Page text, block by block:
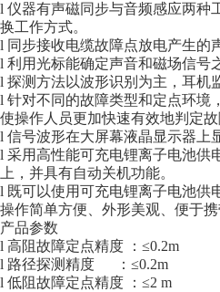
l 仪器有声磁同步与音频感应两种
换工作方式。
l 同步接收电缆故障点放电产生的
l 利用光标能确定声音和磁场信号
l 探测方法以波形识别为主，耳机
l 针对不同的故障类型和定点环境
使操作人员更加快速有效地判定故
l 信号波形在大屏幕液晶显示器上
l 采用高性能可充电锂离子电池供
上，并具有自动关机功能。
l 既可以使用可充电锂离子电池供
操作简单方便、外形美观、便于携
产品参数
l 高阻故障定点精度 ：≤0.2m
l 路径探测精度 ：≤0.2m
l 低阻故障定点精度 ：≤2 m